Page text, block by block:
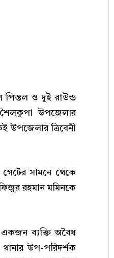
পিস্তল ও দুই রাউন্ড
উপজেলার
উপজেলার ত্রিবেনী
গেটের সামনে থেকে
রহমান মমিনকে
একজন ব্যক্তি অবৈধ
থানার উপ-পরিদর্শক